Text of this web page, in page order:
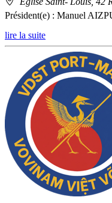
:Président(e) : Manuel
lire la suite